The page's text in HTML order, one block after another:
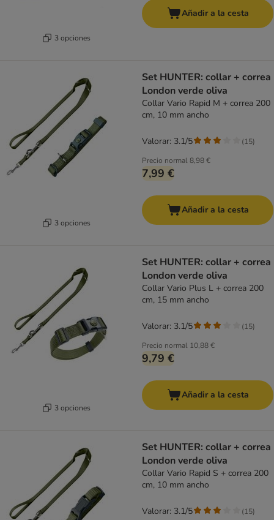
3 opciones
Añadir a la cesta
3 opciones
Set HUNTER: collar + correa
London verde oliva
Collar Vario Rapid M + correa 200
cm, 10 mm ancho
Precio normal8,98 €
7,99 €
Valorar: 3.1/5 (15)
Añadir a la cesta
3 opciones
Set HUNTER: collar + correa
London verde oliva
Collar Vario Plus L + correa 200
cm, 15 mm ancho
Precio normal 10,88 €
9,79 €
Valorar: 3.1/5 (15)
Añadir a la cesta
Set HUNTER: collar + correa
London verde oliva
Collar Vario Rapid S + correa 200
cm, 10 mm ancho
Valorar: 3.1/5 (15)